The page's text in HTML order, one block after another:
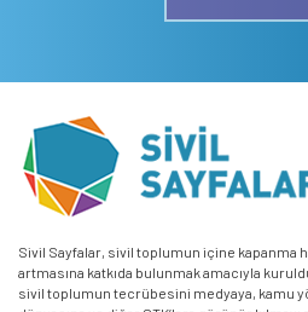
Sivil Sayfalar, sivil toplumun içine kapanma
artmasına katkıda bulunmak amacıyla
sivil toplumun tecrübesini medyaya, kamu